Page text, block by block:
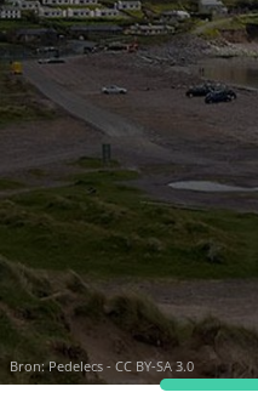
Bron:Pedelecs - CC BY-SA 3.0